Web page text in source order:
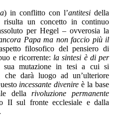
) in conflitto con l’antitesi della
risulta un concetto in continuo
per Hegel – ovverosia la
Papa ma non faccio più il
filosofico del pensiero di
e ricorrente: la sintesi è di per
mutazione in tesi a cui si
che darà luogo ad un’ulteriore
incessante divenire è la base
dellarivoluzione permanente
II sul fronte ecclesiale e dalla